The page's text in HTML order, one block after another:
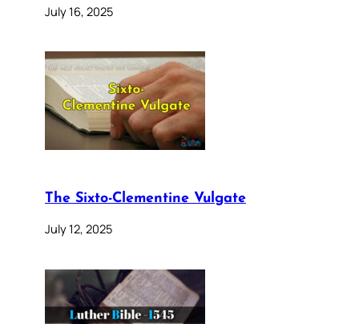
July 16, 2025
The Sixto-Clementine Vulgate
July 12, 2025